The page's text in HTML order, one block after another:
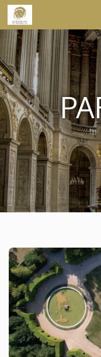
Skip to content